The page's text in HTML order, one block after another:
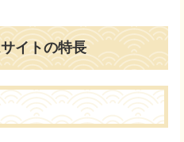
イトの特長